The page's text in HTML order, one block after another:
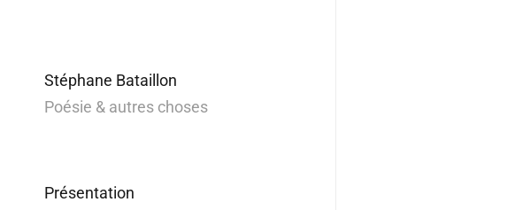
Stéphane Bataillon
Poésie & autres choses
Présentation